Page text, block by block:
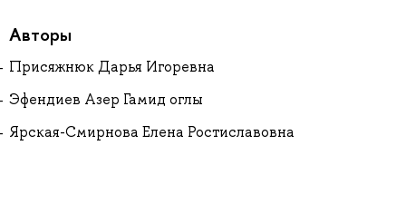
Авторы
Присяжнюк Дарья Игоревна
Эфендиев Азер Гамид оглы
Ярская-Смирнова Елена Ростиславовна